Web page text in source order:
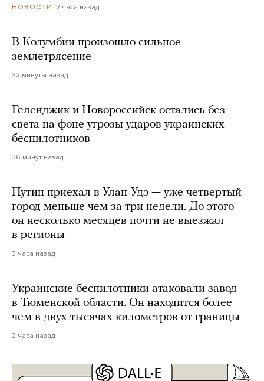
НОВОСТИ 2 часа назад
В Колумбии произошло сильное
землетрясение
32 минуты назад
Геленджик и Новороссийск остались без
света на фоне угрозы ударов украинских
беспилотников
36 минут назад
Путин приехал в Улан-Удэ — уже четвертый
город меньше чем за три недели. До этого
он несколько месяцев почти не выезжал
в регионы
3 часа назад
Украинские беспилотники атаковали завод
в Тюменской области. Он находится более
чем в двух тысячах километров от границы
2 часа назад